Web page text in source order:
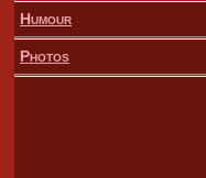
Humour
Photos